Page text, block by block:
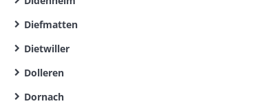
Diefmatten
Dietwiller
Dolleren
Dornach